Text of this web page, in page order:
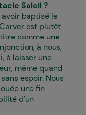
Soleil ?
avoir baptisé le
est plutôt
comme une
à nous,
à laisser une
même quand
espoir. Nous
une fin
d’un